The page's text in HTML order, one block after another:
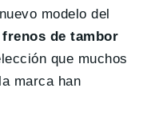
modelo del
frenos de tambor
que muchos
marca han